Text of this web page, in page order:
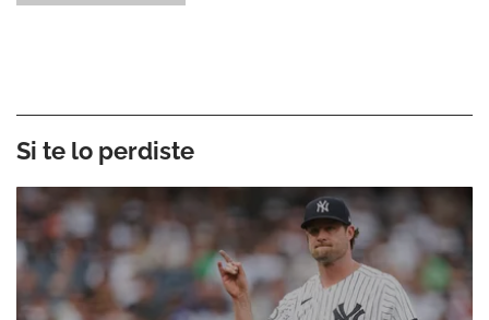
Si te lo perdiste